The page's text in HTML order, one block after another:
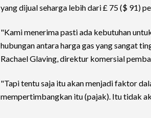
yang dijual seharga lebih dari £ 75 ($ 91)
"Kami menerima pasti ada kebutuhan
hubungan antara harga gas yang sangat
Rachael Glaving, direktur komersial
"Tapi tentu saja itu akan menjadi faktor
mempertimbangkan itu (pajak). Itu tidak